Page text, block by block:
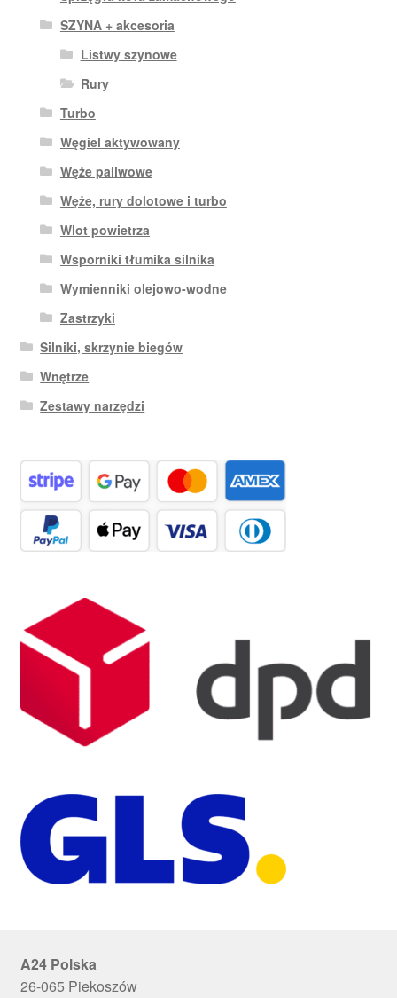
SZYNA + akcesoria
Listwy szynowe
Rury
Turbo
Węgiel aktywowany
Węże paliwowe
Węże, rury dolotowe i turbo
Wlot powietrza
Wsporniki tłumika silnika
Wymienniki olejowo-wodne
Zastrzyki
Silniki, skrzynie biegów
Wnętrze
Zestawy narzędzi
A24 Polska
26-065 Piekoszów